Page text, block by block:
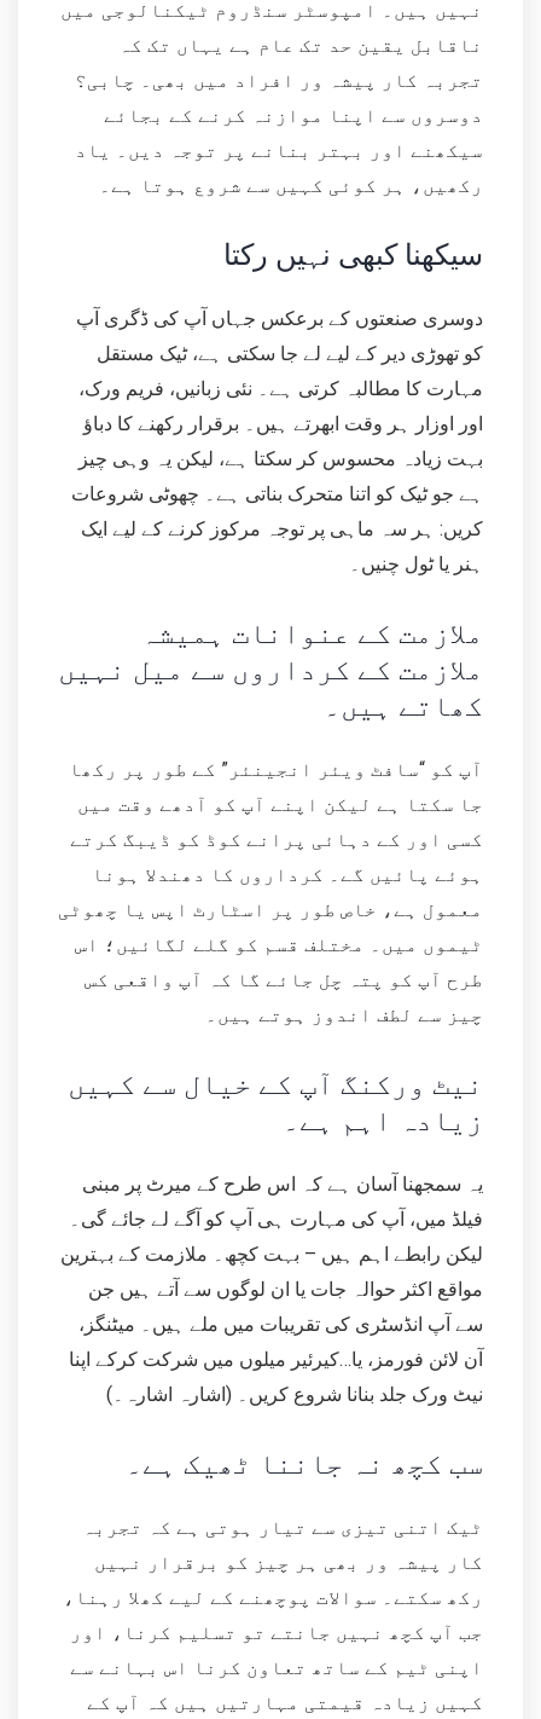
نہیں ہیں۔ امپوسٹر سنڈروم ٹیکنالوجی میں
ناقابل یقین حد تک عام ہے یہاں تک کہ
تجربہ کار پیشہ ور افراد میں بھی۔ چابی؟
دوسروں سے اپنا موازنہ کرنے کے بجائے
سیکھنے اور بہتر بنانے پر توجہ دیں۔ یاد
رکھیں، ہر کوئی کہیں سے شروع ہوتا ہے۔
سیکھنا کبھی نہیں رکتا
دوسری صنعتوں کے برعکس جہاں آپ کی ڈگری آپ
کو تھوڑی دیر کے لیے لے جا سکتی ہے، ٹیک مستقل
مہارت کا مطالبہ کرتی ہے۔ نئی زبانیں، فریم ورک،
اور اوزار ہر وقت ابھرتے ہیں۔ برقرار رکھنے کا دباؤ
بہت زیادہ محسوس کر سکتا ہے، لیکن یہ وہی چیز
ہے جو ٹیک کو اتنا متحرک بناتی ہے۔ چھوٹی شروعات
کریں: ہر سہ ماہی پر توجہ مرکوز کرنے کے لیے ایک
ہنر یا ٹول چنیں۔
ملازمت کے کرداروں سے میل نہیں
کھاتے ہیں۔
آپ کو “سافٹ ویئر انجینئر” کے طور پر رکھا
جا سکتا ہے لیکن اپنے آپ کو آدھے وقت میں
کسی اور کے دہائی پرانے کوڈ کو ڈیبگ کرتے
ہوئے پائیں گے۔ کرداروں کا دھندلا ہونا
معمول ہے، خاص طور پر اسٹارٹ اپس یا چھوٹی
ٹیموں میں۔ مختلف قسم کو گلے لگائیں؛ اس
طرح آپ کو پتہ چل جائے گا کہ آپ واقعی کس
چیز سے لطف اندوز ہوتے ہیں۔
نیٹ ورکنگ آپ کے خیال سے کہیں
زیادہ اہم ہے۔
یہ سمجھنا آسان ہے کہ اس طرح کے میرٹ پر مبنی
فیلڈ میں، آپ کی مہارت ہی آپ کو آگے لے جائے گی۔
لیکن رابطے اہم ہیں – بہت کچھ۔ ملازمت کے بہترین
مواقع اکثر حوالہ جات یا ان لوگوں سے آتے ہیں جن
سے آپ انڈسٹری کی تقریبات میں ملے ہیں۔ میٹنگز،
آن لائن فورمز، یا…کیرئیر میلوں میں شرکت کرکے اپنا
نیٹ ورک جلد بنانا شروع کریں۔ (اشارہ اشارہ۔)
سب کچھ نہ جاننا ٹھیک ہے۔
ٹیک اتنی تیزی سے تیار ہوتی ہے کہ تجربہ
کار پیشہ ور بھی ہر چیز کو برقرار نہیں
رکھ سکتے۔ سوالات پوچھنے کے لیے کھلا رہنا،
جب آپ کچھ نہیں جانتے تو تسلیم کرنا، اور
اپنی ٹیم کے ساتھ تعاون کرنا اس بہانے سے
کہیں زیادہ قیمتی مہارتیں ہیں کہ آپ کے